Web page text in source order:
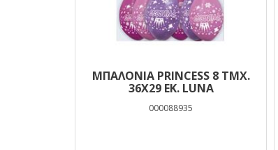
ΜΠΑΛΌΝΙΑ PRINCESS 8 ΤΜΧ.
36X29 ΕΚ. LUNA
000088935